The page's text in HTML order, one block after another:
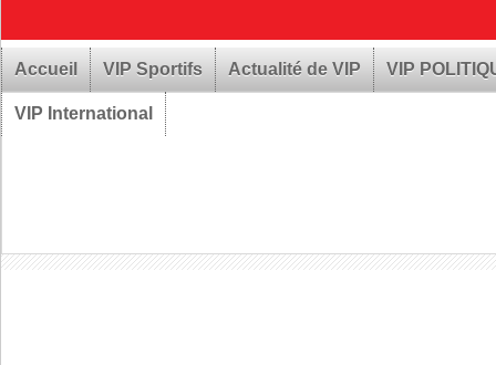
Accueil VIP Sportifs Actualité de VIP VIP
VIP International